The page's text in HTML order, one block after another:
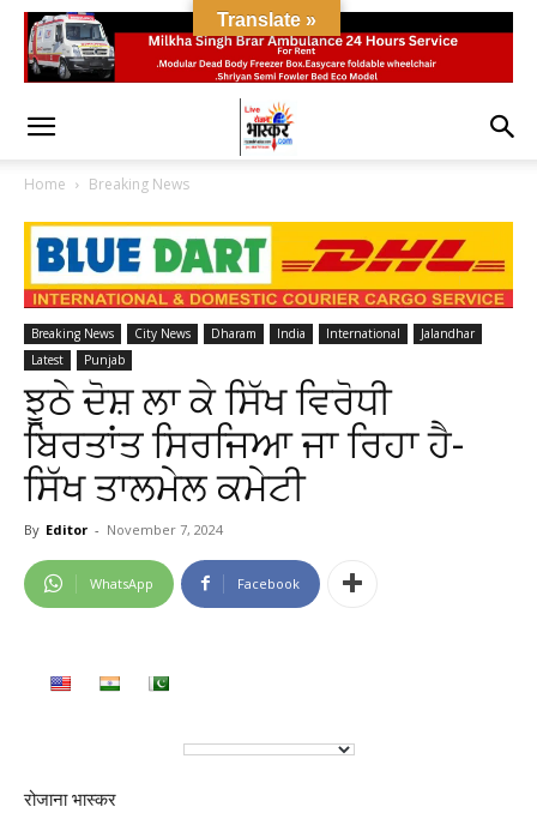
Home Breaking News
Breaking News City News Dharam India International
Jalandhar
Latest
Punjab
ਝੂਠੇ ਦੋਸ਼ ਲਾ ਕੇ ਸਿੱਖ ਵਿਰੋਧੀ
ਬਿਰਤਾਂਤ ਸਿਰਜਿਆ ਜਾ ਰਿਹਾ ਹੈ-
ਸਿੱਖ ਤਾਲਮੇਲ ਕਮੇਟੀ
By Editor - November 7, 2024
WhatsApp Facebook
रोजाना भास्कर
Translate »